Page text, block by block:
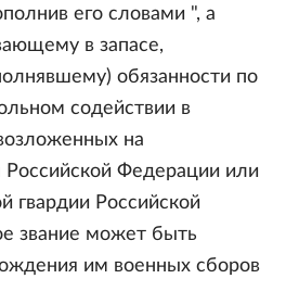
его словами ", а
в запасе,
обязанности по
содействии в
на
Федерации или
гвардии Российской
звание может быть
им военных сборов